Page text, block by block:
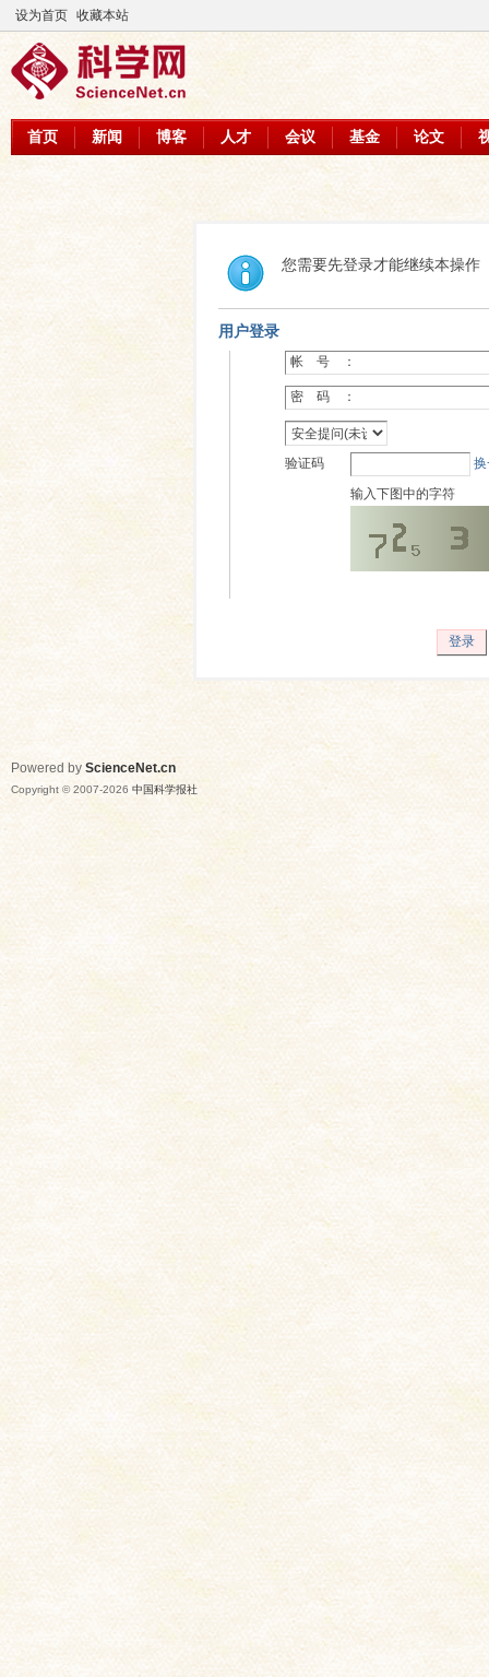
设为首页 收藏本站
首页 新闻 博客 人才 会议 基金 论文
您需要先登录才能继续本操作
用户登录
帐 号 ：
密 码 ：
验证码
输入下图中的字符
登录
Powered by ScienceNet.cn
Copyright © 2007-2026 中国科学报社